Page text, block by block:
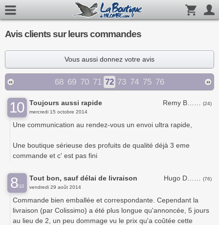
Avis clients sur leurs commandes
Vous aussi donnez votre avis
68 69 70 71 72 73 74 75 76
Remy B…… (24)
10 Toujours aussi rapide
mercredi 15 octobre 2014
Une communication au rendez-vous un envoi ultra rapide,
Une boutique sérieuse des profuits de qualité déjà 3 eme
commande et c' est pas fini
Hugo D…… (76)
8/10
Tout bon, sauf délai de livraison
vendredi 29 août 2014
Commande bien emballée et correspondante. Cependant la
livraison (par Colissimo) a été plus longue qu'annoncée, 5 jours
au lieu de 2, un peu dommage vu le prix qu'a coûtée cette